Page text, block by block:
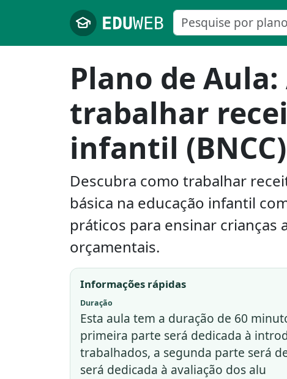
Pular para o conteúdo principal
Plano de
trabalhar
infantil (BNCC)
Descubra como trabalhar
básica na educação infantil
práticos para ensinar crianças
orçamentais.
Informações rápidas
Duração
Esta aula tem a duração de 60
primeira parte será dedicada à
trabalhados, a segunda parte será
será dedicada à avaliação dos alu